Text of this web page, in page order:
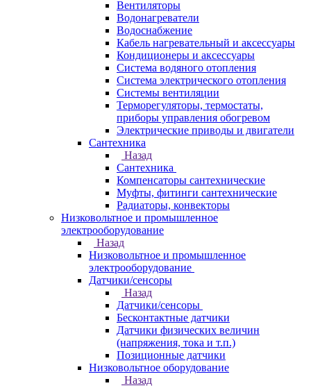
Вентиляторы
Водонагреватели
Водоснабжение
Кабель нагревательный и аксессуары
Кондиционеры и аксессуары
Система водяного отопления
Система электрического отопления
Системы вентиляции
Терморегуляторы, термостаты,
приборы управления обогревом
Электрические приводы и двигатели
Сантехника
Назад
Сантехника
Компенсаторы сантехнические
Муфты, фитинги сантехнические
Радиаторы, конвекторы
Низковольтное и промышленное
электрооборудование
Назад
Низковольтное и промышленное
электрооборудование
Датчики/сенсоры
Назад
Датчики/сенсоры
Бесконтактные датчики
Датчики физических величин
(напряжения, тока и т.п.)
Позиционные датчики
Низковольтное оборудование
Назад